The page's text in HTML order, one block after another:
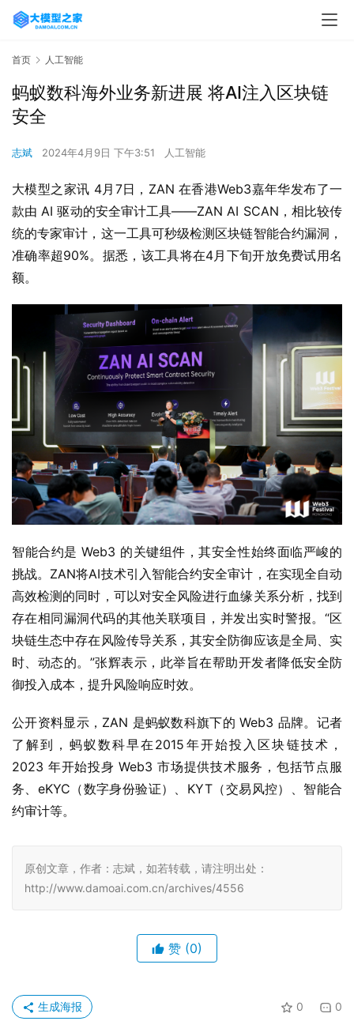
首页 人工智能
蚂蚁数科海外业务新进展 将AI注入区块链
安全
志斌 2024年4月9日 下午3:51 人工智能
大模型之家讯 4月7日，ZAN 在香港Web3嘉年华发布了一
款由 AI 驱动的安全审计工具——ZAN AI SCAN，相比较传
统的专家审计，这一工具可秒级检测区块链智能合约漏洞，
准确率超90%。据悉，该工具将在4月下旬开放免费试用名
额。
智能合约是 Web3 的关键组件，其安全性始终面临严峻的
挑战。ZAN将AI技术引入智能合约安全审计，在实现全自动
高效检测的同时，可以对安全风险进行血缘关系分析，找到
存在相同漏洞代码的其他关联项目，并发出实时警报。“区
块链生态中存在风险传导关系，其安全防御应该是全局、实
时、动态的。”张辉表示，此举旨在帮助开发者降低安全防
御投入成本，提升风险响应时效。
公开资料显示，ZAN 是蚂蚁数科旗下的 Web3 品牌。记者
了解到，蚂蚁数科早在2015年开始投入区块链技术，
2023 年开始投身 Web3 市场提供技术服务，包括节点服
务、eKYC（数字身份验证）、KYT（交易风控）、智能合
约审计等。
原创文章，作者：志斌，如若转载，请注明出处：
http://www.damoai.com.cn/archives/4556
赞 (0)
0 0
生成海报